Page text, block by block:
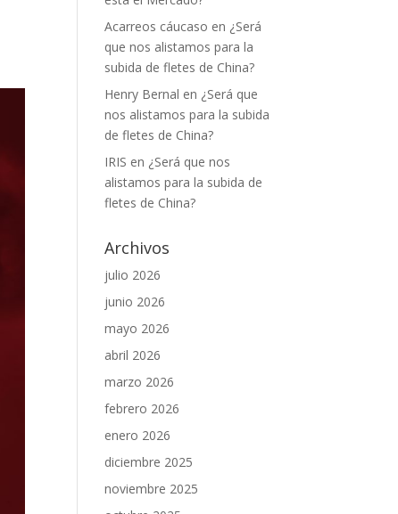
Acarreos cáucaso en ¿Será
que nos alistamos para la
subida de fletes de China?
Henry Bernal en ¿Será que
nos alistamos para la subida
de fletes de China?
IRIS en ¿Será que nos
alistamos para la subida de
fletes de China?
Archivos
julio 2026
junio 2026
mayo 2026
abril 2026
marzo 2026
febrero 2026
enero 2026
diciembre 2025
noviembre 2025